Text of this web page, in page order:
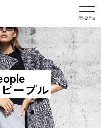
ープル